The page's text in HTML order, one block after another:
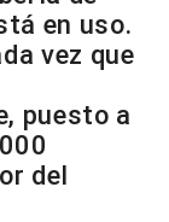
en uso.
vez que
puesto a
del